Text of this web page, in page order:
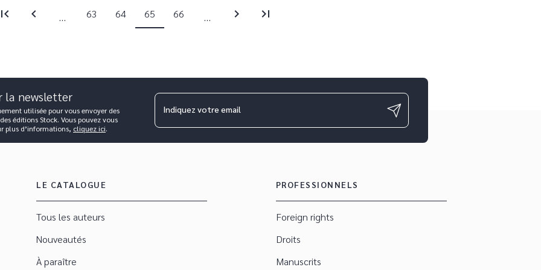
first_page chevron_left ... 63 64 65 66 ... chevron_right last_page
la newsletter
utilisée pour vous envoyer des
éditions Stock. Vous pouvez vous
plus d’informations, cliquez ici.
Indiquez votre email
LE CATALOGUE
Tous les auteurs
Nouveautés
À paraître
PROFESSIONNELS
Foreign rights
Droits
Manuscrits